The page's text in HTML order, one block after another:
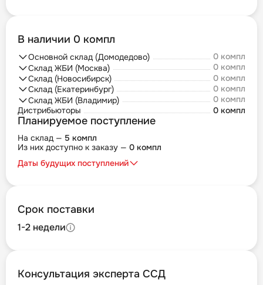
В наличии 0 компл
Основной склад (Домодедово)
0 компл
Склад ЖБИ (Москва)
0 компл
Склад (Новосибирск)
0 компл
Склад (Екатеринбург)
0 компл
Склад ЖБИ (Владимир)
0 компл
Дистрибьюторы
0 компл
Планируемое поступление
На склад — 5 компл
Из них доступно к заказу — 0 компл
Даты будущих поступлений
Срок поставки
1-2 недели
Консультация эксперта ССД